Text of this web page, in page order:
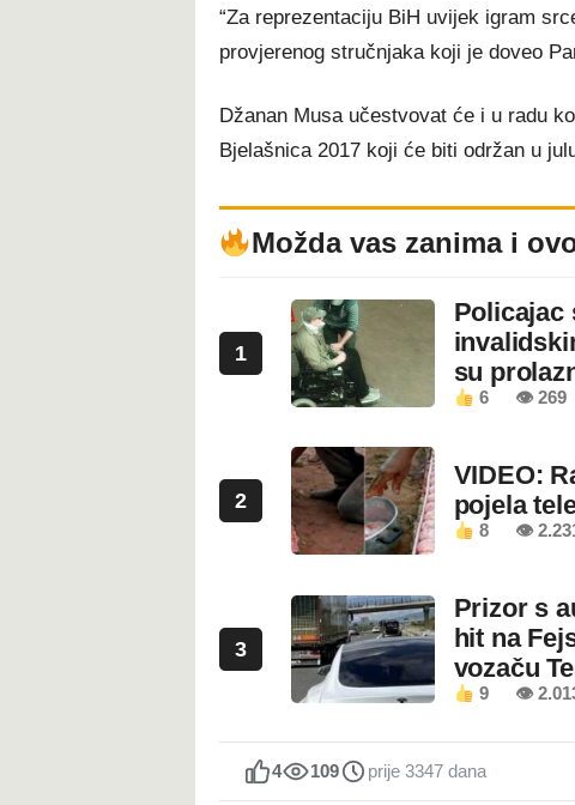
“Za reprezentaciju BiH uvijek igram
provjerenog stručnjaka koji je doveo
Džanan Musa učestvovat će i u radu
Bjelašnica 2017 koji će biti održan u
Možda vas zanima i
1
Policajac
su
6 👁 269
2
VIDEO:
pojela
8 👁
3
Prizor s
hit na
vozaču
9 👁
4 109 prije 3347 dana